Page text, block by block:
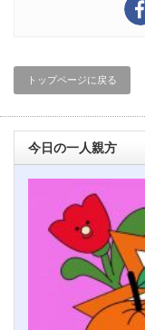
トップページに戻る
今日の一人親方